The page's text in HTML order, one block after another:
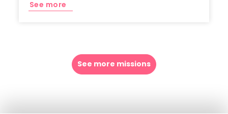
See more
See more missions